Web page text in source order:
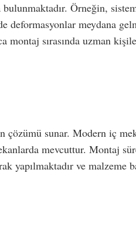
Örneğin,
deformasyonlar meydana
montaj sırasında uzman
sunar. Modern iç
mevcuttur. Montaj
yapılmaktadır ve